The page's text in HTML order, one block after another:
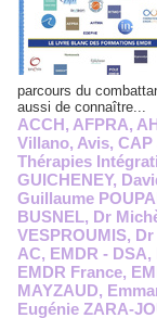
parcours du
aussi de connaître...
ACCH, AFPRA,
Villano, Avis, CAP
Thérapies
GUICHENEY,
Guillaume
BUSNEL, Dr
VESPROUMIS, Dr
AC, EMDR - DSA,
EMDR France,
MAYZAUD,
Eugénie ZARA-